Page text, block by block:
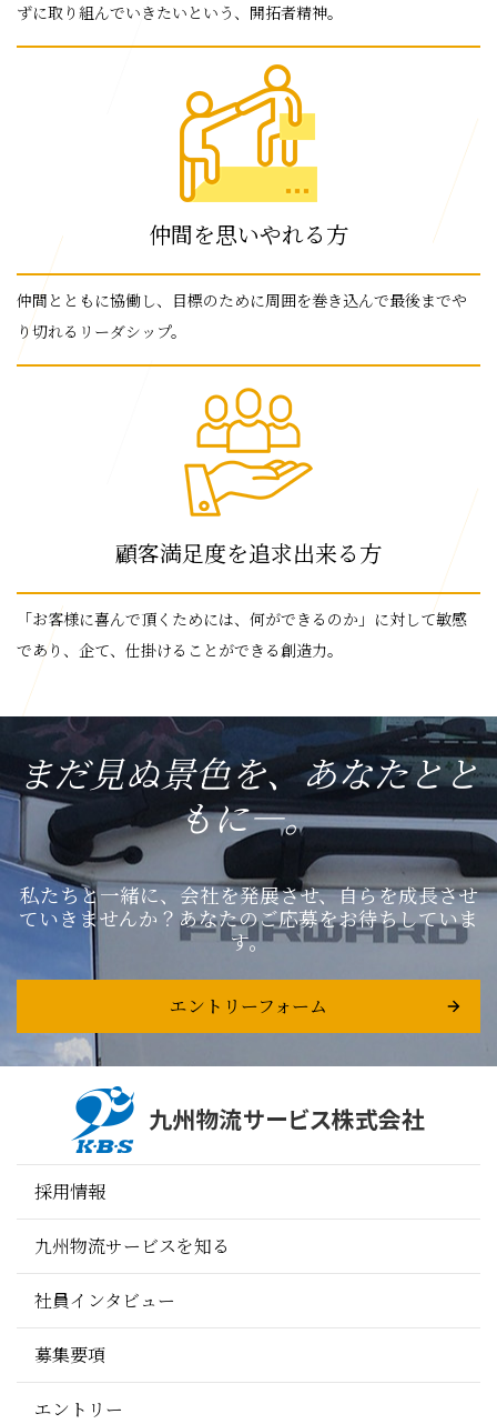
ずに取り組んでいきたいという、開拓者精神。
仲間を思いやれる方
仲間とともに協働し、目標のために周囲を巻き込んで最後までや
り切れるリーダシップ。
顧客満足度を追求出来る方
「お客様に喜んで頂くためには、何ができるのか」に対して敏感
であり、企て、仕掛けることができる創造力。
まだ見ぬ景色を、あなたとと
もに―。
私たちと一緒に、会社を発展させ、自らを成長させ
ていきませんか？あなたのご応募をお待ちしていま
す。
エントリーフォーム
採用情報
九州物流サービスを知る
社員インタビュー
募集要項
エントリー